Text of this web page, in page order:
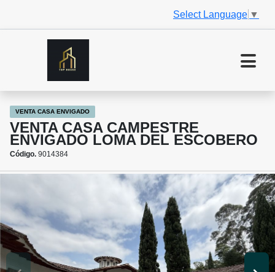
Select Language ▼
VENTA CASA ENVIGADO
VENTA CASA CAMPESTRE
ENVIGADO LOMA DEL ESCOBERO
Código. 9014384